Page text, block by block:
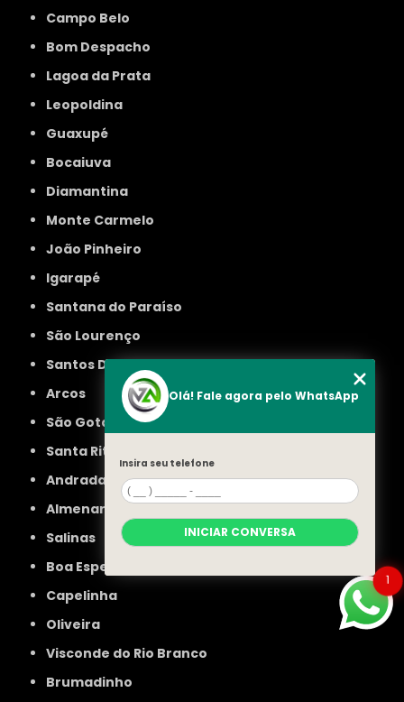
Campo Belo
Bom Despacho
Lagoa da Prata
Leopoldina
Guaxupé
Bocaiuva
Diamantina
Monte Carmelo
João Pinheiro
Igarapé
Santana do Paraíso
São Lourenço
Santos Dumont
Arcos
São Gotardo
Santa Rita do Sapucaí
Andradas
Almenara
Salinas
Boa Esperança
Capelinha
Oliveira
Visconde do Rio Branco
Brumadinho
1
Olá! Fale agora pelo WhatsApp
Insira seu telefone
INICIAR CONVERSA